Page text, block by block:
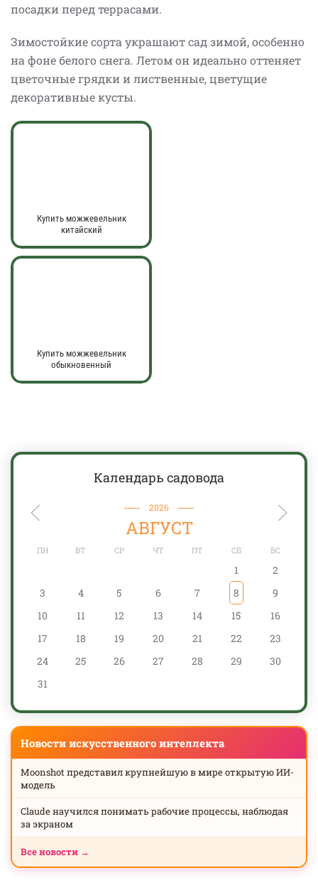
посадки перед террасами.
Зимостойкие сорта украшают сад зимой, особенно
на фоне белого снега. Летом он идеально оттеняет
цветочные грядки и лиственные, цветущие
декоративные кусты.
Купить можжевельник
китайский
Купить можжевельник
обыкновенный
Календарь садовода
2026
АВГУСТ
ПН ВТ СР ЧТ ПТ СБ ВС
1
2
3
4 5 6 7 8
9
10
11 12 13 14 15
16
17
18 19 20 21 22
23
24
25 26 27 28 29
30
31
Новости искусственного интеллекта
Moonshot представил крупнейшую в мире открытую ИИ-
модель
Claude научился понимать рабочие процессы, наблюдая
за экраном
Все новости →